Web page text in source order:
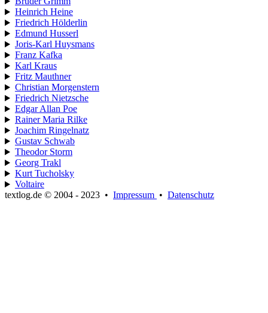
Heinrich Heine
Friedrich Hölderlin
Edmund Husserl
Joris-Karl Huysmans
Franz Kafka
Karl Kraus
Fritz Mauthner
Christian Morgenstern
Friedrich Nietzsche
Edgar Allan Poe
Rainer Maria Rilke
Joachim Ringelnatz
Gustav Schwab
Theodor Storm
Georg Trakl
Kurt Tucholsky
Voltaire
textlog.de © 2004 - 2023 • Impressum • Datenschutz